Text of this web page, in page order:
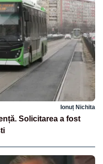
Ionuț Nichita
Solicitarea a fost